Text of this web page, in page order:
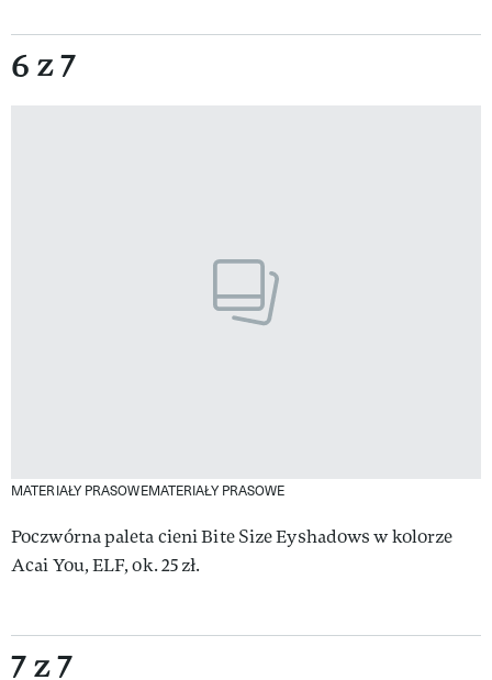
6 z 7
MATERIAŁY PRASOWEMATERIAŁY PRASOWE
Poczwórna paleta cieni Bite Size Eyshadows w kolorze
Acai You, ELF, ok. 25 zł.
7 z 7